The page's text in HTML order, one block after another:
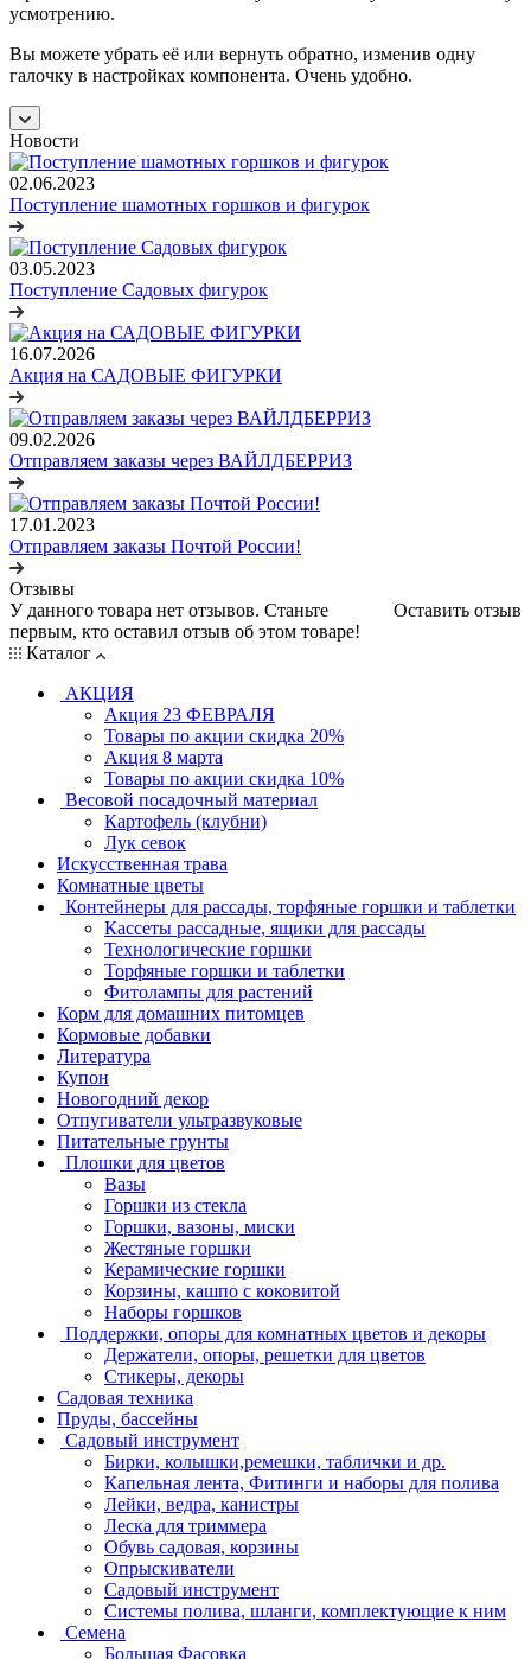
усмотрению.
Вы можете убрать её или вернуть обратно, изменив одну
галочку в настройках компонента. Очень удобно.
Новости
02.06.2023
Поступление шамотных горшков и фигурок
03.05.2023
Поступление Садовых фигурок
16.07.2026
Акция на САДОВЫЕ ФИГУРКИ
09.02.2026
Отправляем заказы через ВАЙЛДБЕРРИЗ
17.01.2023
Отправляем заказы Почтой России!
Отзывы
Оставить отзыв
У данного товара нет отзывов. Станьте
первым, кто оставил отзыв об этом товаре!
Каталог
АКЦИЯ
Акция 23 ФЕВРАЛЯ
Товары по акции скидка 20%
Акция 8 марта
Товары по акции скидка 10%
Весовой посадочный материал
Картофель (клубни)
Лук севок
Искусственная трава
Комнатные цветы
Контейнеры для рассады, торфяные горшки и таблетки
Кассеты рассадные, ящики для рассады
Технологические горшки
Торфяные горшки и таблетки
Фитолампы для растений
Корм для домашних питомцев
Кормовые добавки
Литература
Купон
Новогодний декор
Отпугиватели ультразвуковые
Питательные грунты
Плошки для цветов
Вазы
Горшки из стекла
Горшки, вазоны, миски
Жестяные горшки
Керамические горшки
Корзины, кашпо с коковитой
Наборы горшков
Поддержки, опоры для комнатных цветов и декоры
Держатели, опоры, решетки для цветов
Стикеры, декоры
Садовая техника
Пруды, бассейны
Садовый инструмент
Бирки, колышки,ремешки, таблички и др.
Капельная лента, Фитинги и наборы для полива
Лейки, ведра, канистры
Леска для триммера
Обувь садовая, корзины
Опрыскиватели
Садовый инструмент
Системы полива, шланги, комплектующие к ним
Семена
Большая Фасовка